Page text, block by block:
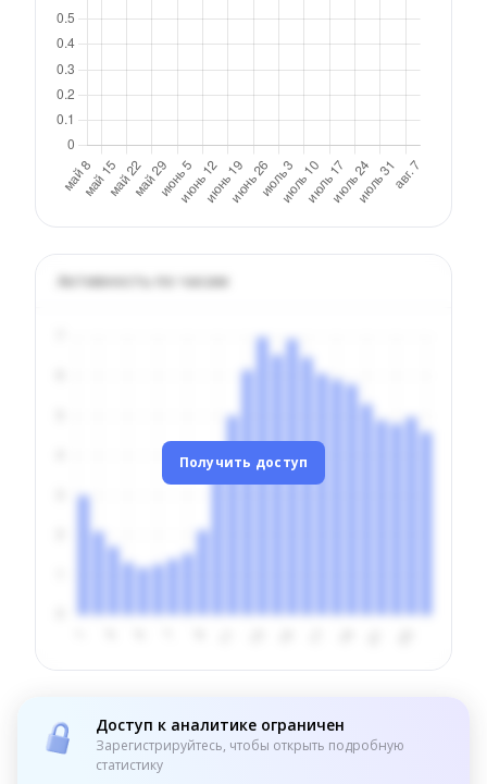
Активность по часам
Получить доступ
Доступ к аналитике ограничен
Зарегистрируйтесь, чтобы открыть подробную
статистику